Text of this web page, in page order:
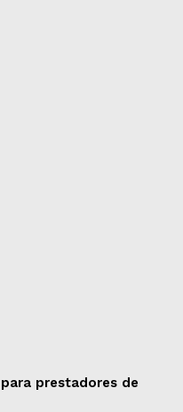
prestadores de